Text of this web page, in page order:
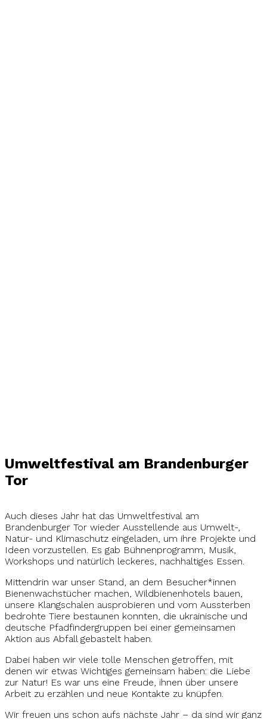
Umweltfestival am Brandenburger
Tor
Auch dieses Jahr hat das Umweltfestival am
Brandenburger Tor wieder Ausstellende aus Umwelt-,
Natur- und Klimaschutz eingeladen, um ihre Projekte und
Ideen vorzustellen. Es gab Bühnenprogramm, Musik,
Workshops und natürlich leckeres, nachhaltiges Essen.
Mittendrin war unser Stand, an dem Besucher*innen
Bienenwachstücher machen, Wildbienenhotels bauen,
unsere Klangschalen ausprobieren und vom Aussterben
bedrohte Tiere bestaunen konnten, die ukrainische und
deutsche Pfadfindergruppen bei einer gemeinsamen
Aktion aus Abfall gebastelt haben.
Dabei haben wir viele tolle Menschen getroffen, mit
denen wir etwas Wichtiges gemeinsam haben: die Liebe
zur Natur! Es war uns eine Freude, ihnen über unsere
Arbeit zu erzählen und neue Kontakte zu knüpfen.
Wir freuen uns schon aufs nächste Jahr – da sind wir ganz